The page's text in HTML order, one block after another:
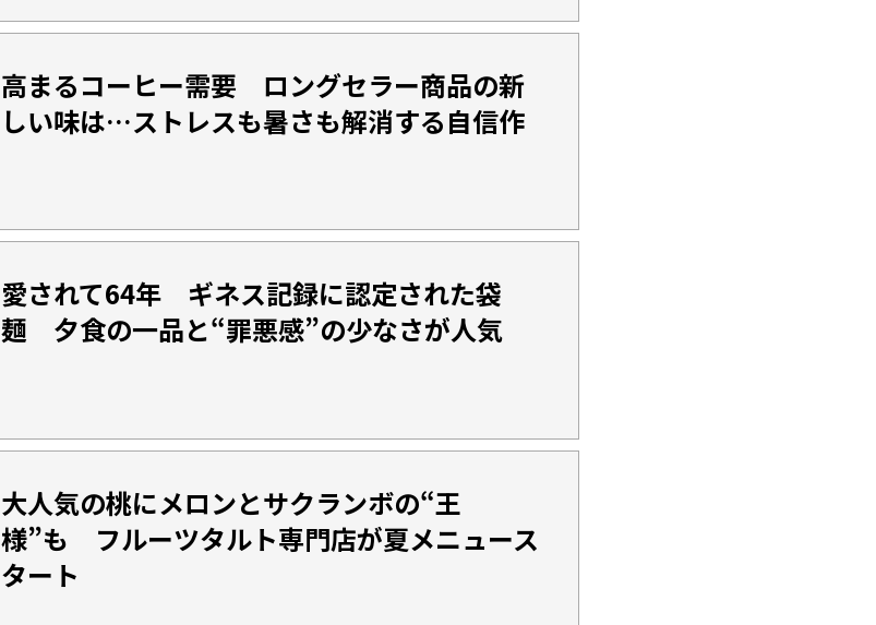
高まるコーヒー需要 ロングセラー商品の新
しい味は…ストレスも暑さも解消する自信作
愛されて64年 ギネス記録に認定された袋
麺 夕食の一品と“罪悪感”の少なさが人気
大人気の桃にメロンとサクランボの“王
様”も フルーツタルト専門店が夏メニュース
タート